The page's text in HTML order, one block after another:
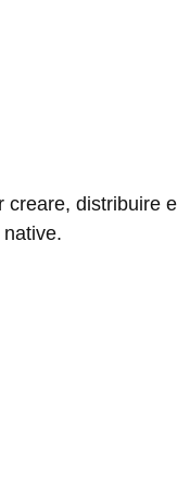
creare, distribuire e